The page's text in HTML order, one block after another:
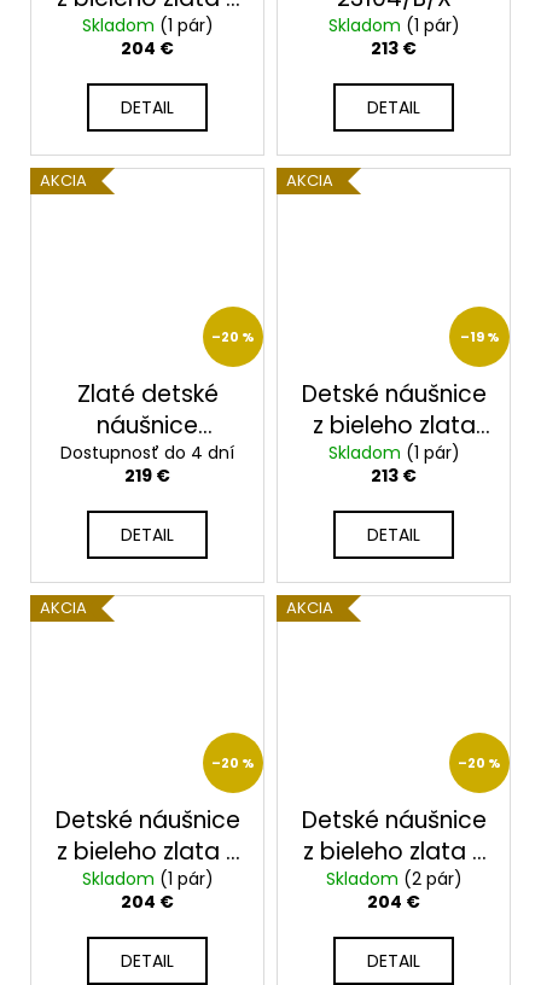
čírymi a
fialovými
zirkónmi 2351
Skladom (1 pár)
204 €
DETAIL
Skladom (1 pár)
213 €
DETAIL
AKCIA
–20 %
Zlaté detské
náušnice
2322/B/X
Dostupnosť do 4 dní
219 €
DETAIL
AKCIA
–19 %
Detské náušnice
z bieleho zlata
2363/BX
Skladom (1 pár)
213 €
DETAIL
AKCIA
–20 %
Detské náušnice
z bieleho zlata s
čírymi a
ružovými
zirkónmi 2351
Skladom (1 pár)
204 €
DETAIL
AKCIA
–20 %
Detské náušnice
z bieleho zlata s
čírymi zirkónmi
2351
Skladom (2 pár)
204 €
DETAIL